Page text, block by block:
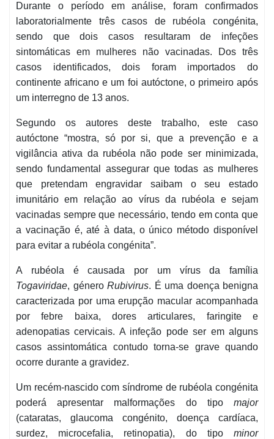
Durante o período em análise, foram confirmados
laboratorialmente três casos de rubéola congénita,
sendo que dois casos resultaram de infeções
sintomáticas em mulheres não vacinadas. Dos três
casos identificados, dois foram importados do
continente africano e um foi autóctone, o primeiro após
um interregno de 13 anos.
Segundo os autores deste trabalho, este caso
autóctone “mostra, só por si, que a prevenção e a
vigilância ativa da rubéola não pode ser minimizada,
sendo fundamental assegurar que todas as mulheres
que pretendam engravidar saibam o seu estado
imunitário em relação ao vírus da rubéola e sejam
vacinadas sempre que necessário, tendo em conta que
a vacinação é, até à data, o único método disponível
para evitar a rubéola congénita”.
A rubéola é causada por um vírus da família
Togaviridae, género Rubivirus. É uma doença benigna
caracterizada por uma erupção macular acompanhada
por febre baixa, dores articulares, faringite e
adenopatias cervicais. A infeção pode ser em alguns
casos assintomática contudo torna-se grave quando
ocorre durante a gravidez.
Um recém-nascido com síndrome de rubéola congénita
poderá apresentar malformações do tipo major
(cataratas, glaucoma congénito, doença cardíaca,
surdez, microcefalia, retinopatia), do tipominor